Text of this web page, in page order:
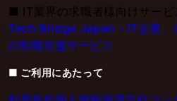
■ IT業界の求職者様向けサービ
Tech Bridge Japan - IT企業、
の転職支援サービス
■ ご利用にあたって